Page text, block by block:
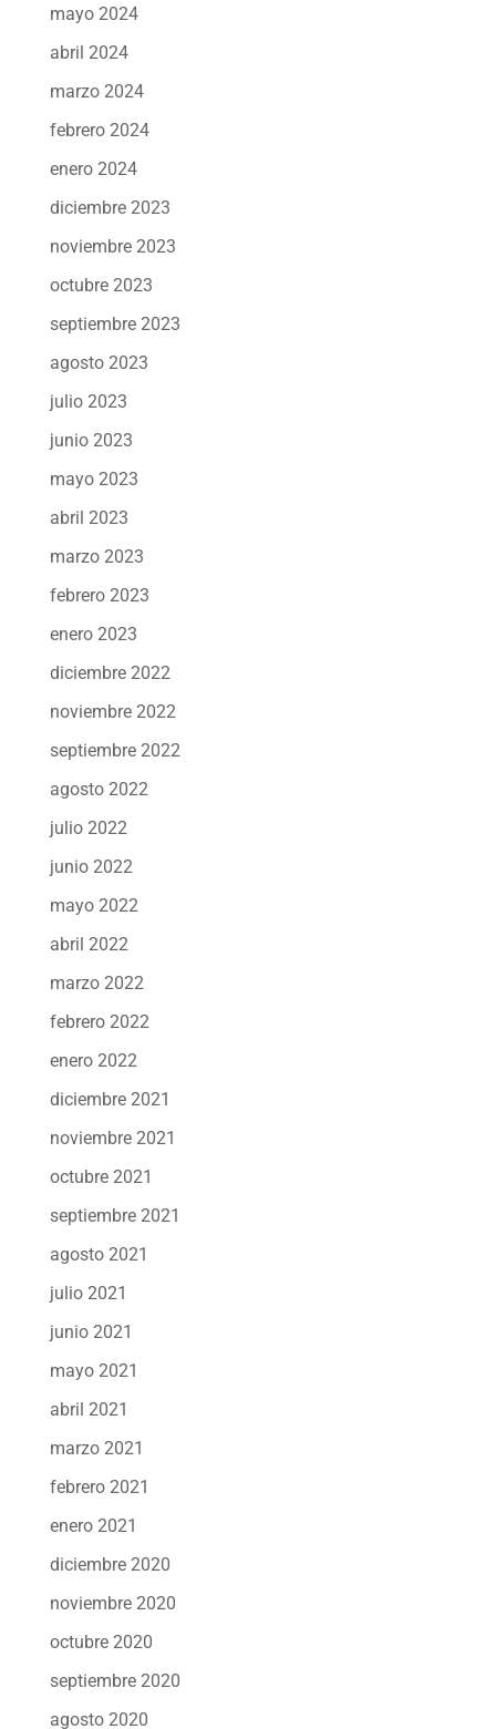
mayo 2024
abril 2024
marzo 2024
febrero 2024
enero 2024
diciembre 2023
noviembre 2023
octubre 2023
septiembre 2023
agosto 2023
julio 2023
junio 2023
mayo 2023
abril 2023
marzo 2023
febrero 2023
enero 2023
diciembre 2022
noviembre 2022
septiembre 2022
agosto 2022
julio 2022
junio 2022
mayo 2022
abril 2022
marzo 2022
febrero 2022
enero 2022
diciembre 2021
noviembre 2021
octubre 2021
septiembre 2021
agosto 2021
julio 2021
junio 2021
mayo 2021
abril 2021
marzo 2021
febrero 2021
enero 2021
diciembre 2020
noviembre 2020
octubre 2020
septiembre 2020
agosto 2020